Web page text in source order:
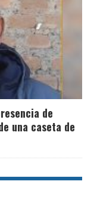
de
una caseta de